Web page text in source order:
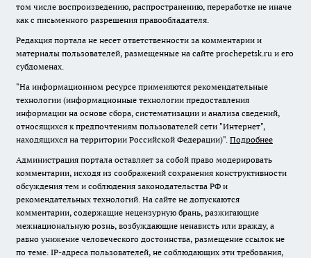
том числе воспроизведению, распространению, переработке не иначе
как с письменного разрешения правообладателя.
Редакция портала не несет ответственности за комментарии и
материалы пользователей, размещенные на сайте prochepetsk.ru и его
субдоменах.
"На информационном ресурсе применяются рекомендательные
технологии (информационные технологии предоставления
информации на основе сбора, систематизации и анализа сведений,
относящихся к предпочтениям пользователей сети "Интернет",
находящихся на территории Российской Федерации)". Подробнее
Администрация портала оставляет за собой право модерировать
комментарии, исходя из соображений сохранения конструктивности
обсуждения тем и соблюдения законодательства РФ и
рекомендательных технологий. На сайте не допускаются
комментарии, содержащие нецензурную брань, разжигающие
межнациональную рознь, возбуждающие ненависть или вражду, а
равно унижение человеческого достоинства, размещение ссылок не
по теме. IP-адреса пользователей, не соблюдающих эти требования,